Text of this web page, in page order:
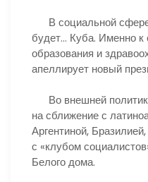
В социальной
будет… Куба. Именно к
образования и
апеллирует новый
Во внешней
на сближение с
Аргентиной,
с «клубом
Белого дома.